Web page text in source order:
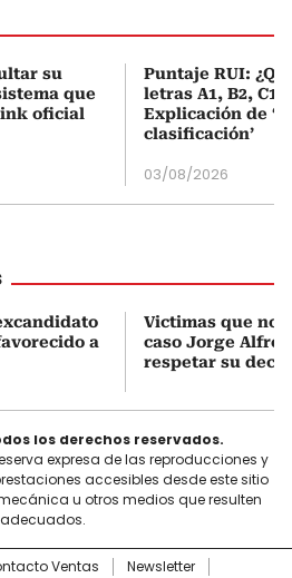
su
que
oficial
Puntaje RUI:
letras A1, B2, C1
Explicación de
clasificación’
03/08/2026
a
Victimas que no
caso Jorge
respetar su
los derechos reservados.
expresa de las reproducciones y
accesibles desde este sitio
u otros medios que resulten
adecuados.
Ventas Newsletter